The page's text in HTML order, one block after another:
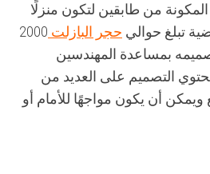
من طابقين لتكون منزلًا
تبلغ حوالي حجر البازلت 2000
بمساعدة المهندسين
التصميم على العديد من
أن يكون مواجهًا للأمام أو